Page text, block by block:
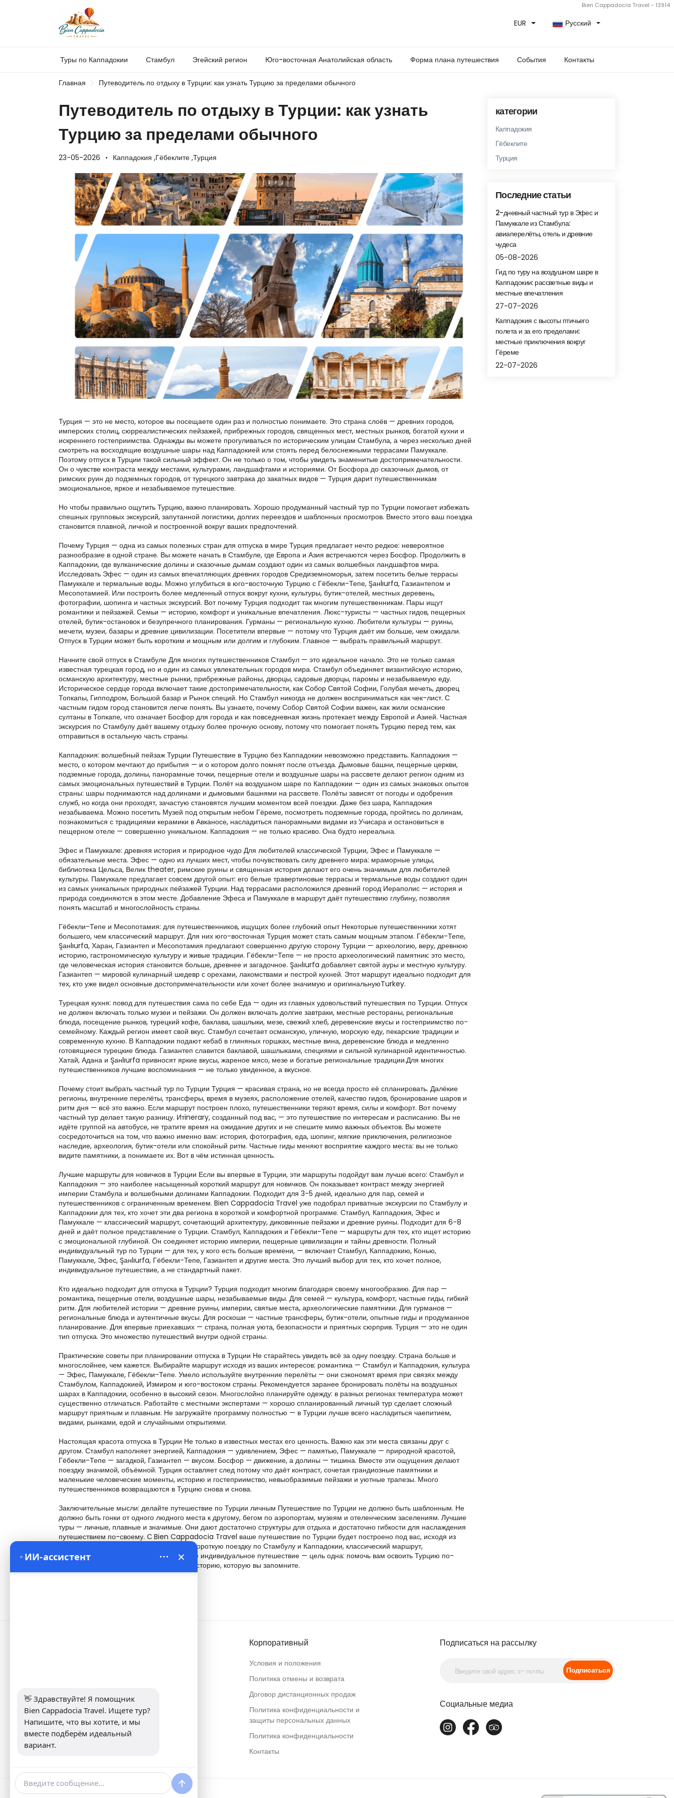
Bien Cappadocia Travel - 13914
EUR Русский
Туры по Каппадокии Стамбул Эгейский регион Юго-восточная Анатолийская область Форма плана путешествия События Контакты
Главная Путеводитель по отдыху в Турции: как узнать Турцию за пределами обычного
Путеводитель по отдыху в Турции: как узнать
Турцию за пределами обычного
23-05-2026 Каппадокия ,Гёбеклите ,Турция
Турция — это не место, которое вы посещаете один раз и полностью понимаете. Это страна слоёв — древних городов, имперских столиц, сюрреалистических пейзажей, прибрежных городов, священных мест, местных рынков, богатой кухни и искреннего гостеприимства. Однажды вы можете прогуливаться по историческим улицам Стамбула, а через несколько дней смотреть на восходящие воздушные шары над Каппадокией или стоять перед белоснежными террасами Памуккале. Поэтому отпуск в Турции такой сильный эффект. Он не только о том, чтобы увидеть знаменитые достопримечательности. Он о чувстве контраста между местами, культурами, ландшафтами и историями. От Босфора до сказочных дымов, от римских руин до подземных городов, от турецкого завтрака до закатных видов — Турция дарит путешественникам эмоциональное, яркое и незабываемое путешествие.

Но чтобы правильно ощутить Турцию, важно планировать. Хорошо продуманный частный тур по Турции помогает избежать спешных групповых экскурсий, запутанной логистики, долгих переездов и шаблонных просмотров. Вместо этого ваш поездка становится плавной, личной и построенной вокруг ваших предпочтений.

Почему Турция — одна из самых полезных стран для отпуска в мире Турция предлагает нечто редкое: невероятное разнообразие в одной стране. Вы можете начать в Стамбуле, где Европа и Азия встречаются через Босфор. Продолжить в Каппадокии, где вулканические долины и сказочные дымам создают один из самых волшебных ландшафтов мира. Исследовать Эфес — один из самых впечатляющих древних городов Средиземноморья, затем посетить белые террасы Памуккале и термальные воды. Можно углубиться в юго-восточную Турцию с Гёбекли-Тепе, Şанlıurfa, Газиантепом и Месопотамией. Или построить более медленный отпуск вокруг кухни, культуры, бутик-отелей, местных деревень, фотографии, шопинга и частных экскурсий. Вот почему Турция подходит так многим путешественникам. Пары ищут романтики и пейзажей. Семьи — историю, комфорт и уникальные впечатления. Люкс-туристы — частных гидов, пещерных отелей, бутик-остановок и безупречного планирования. Гурманы — региональную кухню. Любители культуры — руины, мечети, музеи, базары и древние цивилизации. Посетители впервые — потому что Турция даёт им больше, чем ожидали. Отпуск в Турции может быть коротким и мощным или долгим и глубоким. Главное — выбрать правильный маршрут.

Начните свой отпуск в Стамбуле Для многих путешественников Стамбул — это идеальное начало. Это не только самая известная турецкая город, но и один из самых увлекательных городов мира. Стамбул объединяет византийскую историю, османскую архитектуру, местные рынки, прибрежные районы, дворцы, садовые дворцы, паромы и незабываемую еду. Историческое сердце города включает такие достопримечательности, как Собор Святой Софии, Голубая мечеть, дворец Топкапы, Гипподром, Большой базар и Рынок специй. Но Стамбул никогда не должен восприниматься как чек-лист. С частным гидом город становится легче понять. Вы узнаете, почему Собор Святой Софии важен, как жили османские султаны в Топкапе, что означает Босфор для города и как повседневная жизнь протекает между Европой и Азией. Частная экскурсия по Стамбулу даёт вашему отдыху более прочную основу, потому что помогает понять Турцию перед тем, как отправиться в остальную часть страны.

Каппадокия: волшебный пейзаж Турции Путешествие в Турцию без Каппадокии невозможно представить. Каппадокия — место, о котором мечтают до прибытия — и о котором долго помнят после отъезда. Дымовые башни, пещерные церкви, подземные города, долины, панорамные точки, пещерные отели и воздушные шары на рассвете делают регион одним из самых эмоциональных путешествий в Турции. Полёт на воздушном шаре по Каппадокии — один из самых знаковых опытов страны: шары поднимаются над долинами и дымовыми башнями на рассвете. Полёты зависят от погоды и одобрения служб, но когда они проходят, зачастую становятся лучшим моментом всей поездки. Даже без шара, Каппадокия незабываема. Можно посетить Музей под открытым небом Гёреме, посмотреть подземные города, пройтись по долинам, познакомиться с традициями керамики в Авканосе, насладиться панорамными видами из Учисара и остановиться в пещерном отеле — совершенно уникальном. Каппадокия — не только красиво. Она будто нереальна.

Эфес и Памуккале: древняя история и природное чудо Для любителей классической Турции, Эфес и Памуккале — обязательные места. Эфес — одно из лучших мест, чтобы почувствовать силу древнего мира: мраморные улицы, библиотека Цельса, Велик theater, римские руины и священная история делают его очень значимым для любителей культуры. Памуккале предлагает совсем другой опыт: его белые травертиновые террасы и термальные воды создают один из самых уникальных природных пейзажей Турции. Над террасами расположился древний город Иераполис — история и природа соединяются в этом месте. Добавление Эфеса и Памуккале в маршрут даёт путешествию глубину, позволяя понять масштаб и многослойность страны.

Гёбекли-Тепе и Месопотамия: для путешественников, ищущих более глубокий опыт Некоторые путешественники хотят большего, чем классический маршрут. Для них юго-восточная Турция может стать самым мощным этапом. Гёбекли-Тепе, Şанlıurfa, Харан, Газиантеп и Месопотамия предлагают совершенно другую сторону Турции — археологию, веру, древнюю историю, гастрономическую культуру и живые традиции. Гёбекли-Тепе — не просто археологический памятник: это место, где человеческая история становится больше, древнее и загадочное. Şанlıurfa добавляет святой ауры и местную культуру. Газиантеп — мировой кулинарный шедевр с орехами, лакомствами и пестрой кухней. Этот маршрут идеально подходит для тех, кто уже видел основные достопримечательности или хочет более значимую и оригинальнуюTurkey. 

Турецкая кухня: повод для путешествия сама по себе Еда — один из главных удовольствий путешествия по Турции. Отпуск не должен включать только музеи и пейзажи. Он должен включать долгие завтраки, местные рестораны, региональные блюда, посещение рынков, турецкий кофе, баклава, шашлыки, мезе, свежий хлеб, деревенские вкусы и гостеприимство по-семейному. Каждый регион имеет свой вкус. Стамбул сочетает османскую, уличную, морскую еду, пекарские традиции и современную кухню. В Каппадокии подают кебаб в глиняных горшках, местные вина, деревенские блюда и медленно готовящиеся турецкие блюда. Газиантеп славится баклавой, шашлыками, специями и сильной кулинарной идентичностью. Хатай, Адана и Şанlıurfa привносят яркие вкусы, жареное мясо, мезе и богатые региональные традиции.Для многих путешественников лучшие воспоминания — не только увиденное, а вкусное.

Почему стоит выбрать частный тур по Турции Турция — красивая страна, но не всегда просто её спланировать. Далёкие регионы, внутренние перелёты, трансферы, время в музеях, расположение отелей, качество гидов, бронирование шаров и ритм дня — всё это важно. Если маршрут построен плохо, путешественники теряют время, силы и комфорт. Вот почему частный тур делает такую разницу. Итinerary, созданный под вас, — это путешествие по интересам и расписанию. Вы не идёте группой на автобусе, не тратите время на ожидание других и не спешите мимо важных объектов. Вы можете сосредоточиться на том, что важно именно вам: история, фотография, еда, шопинг, мягкие приключения, религиозное наследие, археология, бутик-отели или спокойный ритм. Частные гиды меняют восприятие каждого места: вы не только видите памятники, а понимаете их. Вот в чём истинная ценность.

Лучшие маршруты для новичков в Турции Если вы впервые в Турции, эти маршруты подойдут вам лучше всего: Стамбул и Каппадокия — это наиболее насыщенный короткий маршрут для новичков. Он показывает контраст между энергией империи Стамбула и волшебными долинами Каппадокии. Подходит для 3-5 дней, идеально для пар, семей и путешественников с ограниченным временем. Bien Cappadocia Travel уже подобрал приватные экскурсии по Стамбулу и Каппадокии для тех, кто хочет эти два региона в короткой и комфортной программе. Стамбул, Каппадокия, Эфес и Памуккале — классический маршрут, сочетающий архитектуру, диковинные пейзажи и древние руины. Подходит для 6-8 дней и даёт полное представление о Турции. Стамбул, Каппадокия и Гёбекли-Тепе — маршруты для тех, кто ищет историю с эмоциональной глубиной. Он соединяет историю империи, пещерные цивилизации и тайны древности. Полный индивидуальный тур по Турции — для тех, у кого есть больше времени, — включает Стамбул, Каппадокию, Конью, Памуккале, Эфес, Şанlıurfa, Гёбекли-Тепе, Газиантеп и другие места. Это лучший выбор для тех, кто хочет полное, индивидуальное путешествие, а не стандартный пакет.

Кто идеально подходит для отпуска в Турции? Турция подходит многим благодаря своему многообразию. Для пар — романтика, пещерные отели, воздушные шары, незабываемые виды. Для семей — культура, комфорт, частные гиды, гибкий ритм. Для любителей истории — древние руины, империи, святые места, археологические памятники. Для гурманов — региональные блюда и аутентичные вкусы. Для роскоши — частные трансферы, бутик-отели, опытные гиды и продуманное планирование. Для впервые приехавших — страна, полная уюта, безопасности и приятных сюрприв. Турция — это не один тип отпуска. Это множество путешествий внутри одной страны.

Практические советы при планировании отпуска в Турции Не старайтесь увидеть всё за одну поездку. Страна больше и многослойнее, чем кажется. Выбирайте маршрут исходя из ваших интересов: романтика — Стамбул и Каппадокия, культура — Эфес, Памуккале, Гёбекли-Тепе. Умело используйте внутренние перелёты — они сэкономят время при связях между Стамбулом, Каппадокией, Измиром и юго-востоком страны. Рекомендуется заранее бронировать полёты на воздушных шарах в Каппадокии, особенно в высокий сезон. Многослойно планируйте одежду: в разных регионах температура может существенно отличаться. Работайте с местными экспертами — хорошо спланированный личный тур сделает сложный маршрут приятным и плавным. Не загружайте программу полностью — в Турции лучше всего насладиться чаепитием, видами, рынками, едой и случайными открытиями.

Настояща
категории
Каппадокия
Гёбеклите
Турция
Последние статьи
2-дневный частный тур в Эфес и
Памуккале из Стамбула:
авиаперелёты, отель и древние
чудеса
05-08-2026
Гид по туру на воздушном шаре в
Каппадокии: рассветные виды и
местные впечатления
27-07-2026
Каппадокия с высоты птичьего
полета и за его пределами:
местные приключения вокруг
Гёреме
22-07-2026
Электронная почта:
info@biencappadocia.com
Корпоративный
Условия и положения
Политика отмены и возврата
Договор дистанционных продаж
Политика конфиденциальности и
защиты персональных данных
Политика конфиденциальности
Контакты
Подписаться на рассылку
Подписаться
Социальные медиа
✦ИИ-ассистент ×
👋 Здравствуйте! Я помощник
Bien Cappadocia Travel. Ищете тур?
Напишите, что вы хотите, и мы
вместе подберём идеальный
вариант.